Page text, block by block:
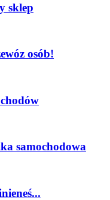
sklep
osób!
samochodowa